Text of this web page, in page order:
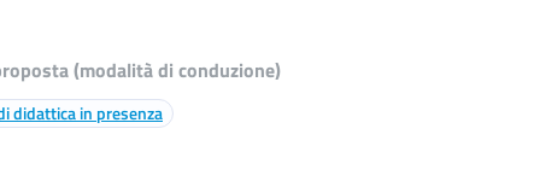
(modalità di conduzione)
didattica in presenza